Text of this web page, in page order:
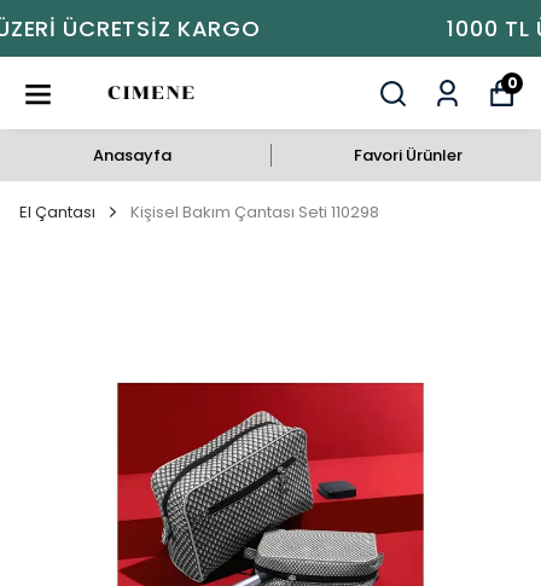
1000 TL ÜZERI ÜCRETSIZ KARGO
0
Anasayfa Favori Ürünler
El Çantası Kişisel Bakım Çantası Seti 110298